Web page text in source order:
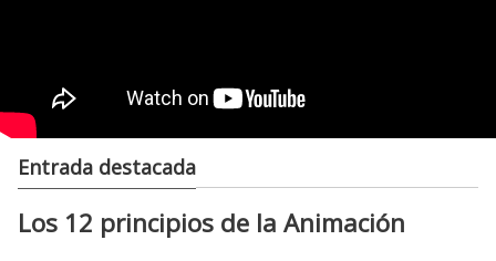
Entrada destacada
Los 12 principios de la Animación